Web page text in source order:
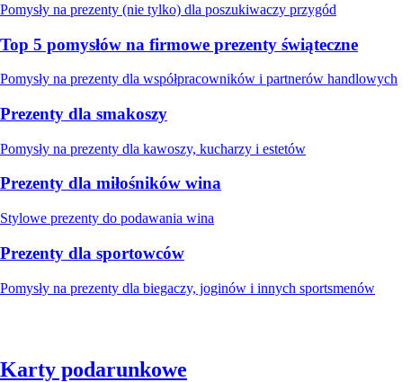
Pomysły na prezenty (nie tylko) dla poszukiwaczy przygód
Top 5 pomysłów na firmowe prezenty świąteczne
Pomysły na prezenty dla współpracowników i partnerów handlowych
Prezenty dla smakoszy
Pomysły na prezenty dla kawoszy, kucharzy i estetów
Prezenty dla miłośników wina
Stylowe prezenty do podawania wina
Prezenty dla sportowców
Pomysły na prezenty dla biegaczy, joginów i innych sportsmenów
Karty podarunkowe